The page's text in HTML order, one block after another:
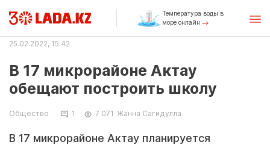
Температура воды в
море онлайн
25.02.2022, 15:42
В 17 микрорайоне Актау
обещают построить школу
Общество 1 7 071 Жанна Сагидулла
В 17 микрорайоне Актау планируется